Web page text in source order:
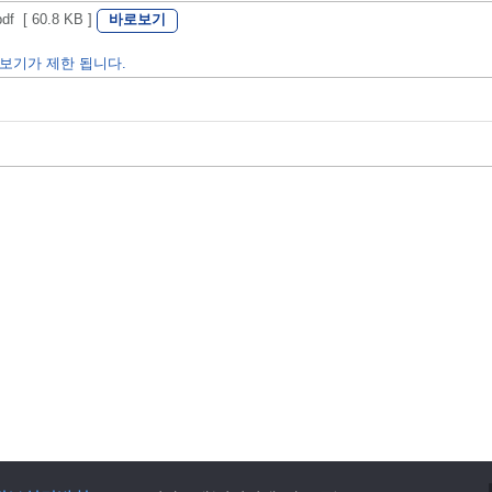
[ 60.8 KB ] 바로보기
기가 제한 됩니다.